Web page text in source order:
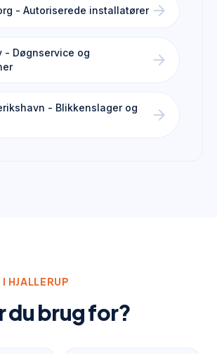
- Autoriserede installatører arrow_forward
- Døgnservice og
arrow_forward
- Blikkenslager og
arrow_forward
I HJALLERUP
du brug for?